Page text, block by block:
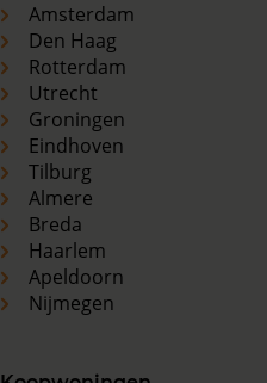
Amsterdam
Den Haag
Rotterdam
Utrecht
Groningen
Eindhoven
Tilburg
Almere
Breda
Haarlem
Apeldoorn
Nijmegen